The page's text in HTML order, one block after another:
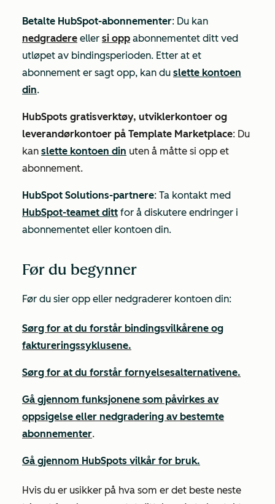
Betalte HubSpot-abonnementer: Du kan
nedgradere eller si opp abonnementet ditt ved
utløpet av bindingsperioden. Etter at et
abonnement er sagt opp, kan du slette kontoen
din.
HubSpots gratisverktøy, utviklerkontoer og
leverandørkontoer på Template Marketplace: Du
kan slette kontoen din uten å måtte si opp et
abonnement.
HubSpot Solutions-partnere: Ta kontakt med
HubSpot-teamet ditt for å diskutere endringer i
abonnementet eller kontoen din.
Før du begynner
Før du sier opp eller nedgraderer kontoen din:
Sørg for at du forstår bindingsvilkårene og
faktureringssyklusene.
Sørg for at du forstår fornyelsesalternativene.
Gå gjennom funksjonene som påvirkes av
oppsigelse eller nedgradering av bestemte
abonnementer.
Gå gjennom HubSpots vilkår for bruk.
Hvis du er usikker på hva som er det beste neste